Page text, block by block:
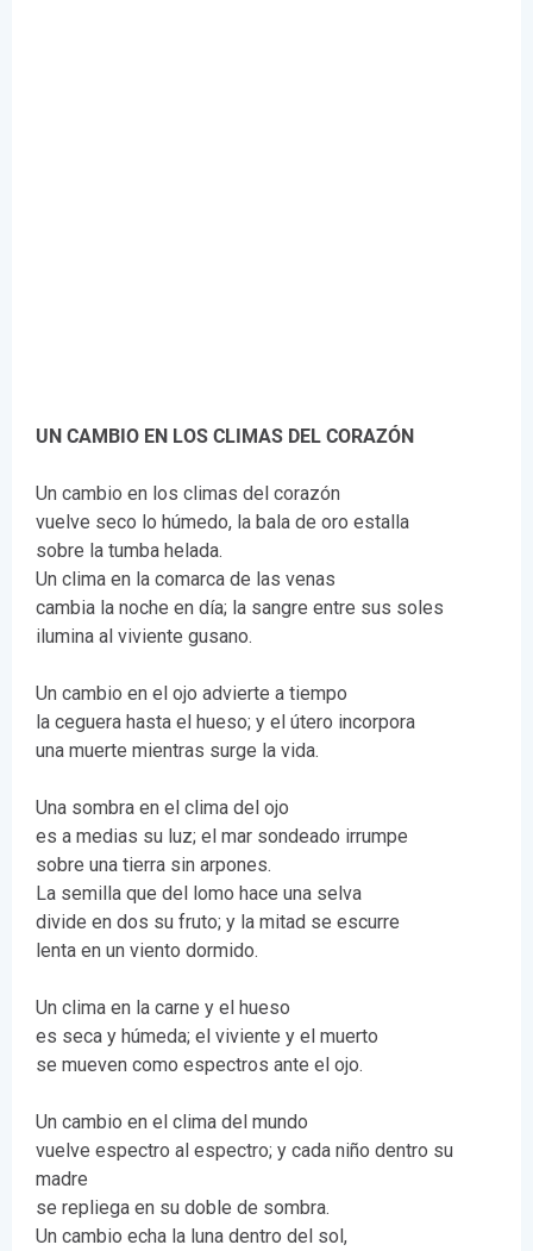
UN CAMBIO EN LOS CLIMAS DEL CORAZÓN
Un cambio en los climas del corazón
vuelve seco lo húmedo, la bala de oro estalla
sobre la tumba helada.
Un clima en la comarca de las venas
cambia la noche en día; la sangre entre sus soles
ilumina al viviente gusano.
Un cambio en el ojo advierte a tiempo
la ceguera hasta el hueso; y el útero incorpora
una muerte mientras surge la vida.
Una sombra en el clima del ojo
es a medias su luz; el mar sondeado irrumpe
sobre una tierra sin arpones.
La semilla que del lomo hace una selva
divide en dos su fruto; y la mitad se escurre
lenta en un viento dormido.
Un clima en la carne y el hueso
es seca y húmeda; el viviente y el muerto
se mueven como espectros ante el ojo.
Un cambio en el clima del mundo
vuelve espectro al espectro; y cada niño dentro su
madre
se repliega en su doble de sombra.
Un cambio echa la luna dentro del sol,